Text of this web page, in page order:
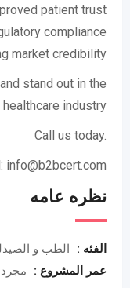
patient trust
compliance
market credibility
stand out in the
healthcare industry
Call us today.
info@b2bcert.com
نظره عامه
الفئه :
الطب و
عمر المشروع :
مجرد